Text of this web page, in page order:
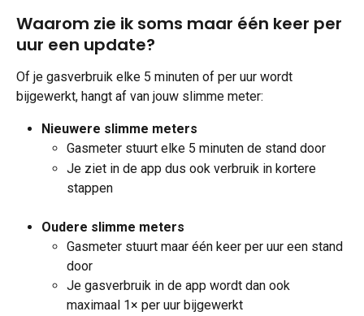
Waarom zie ik soms maar één keer per
uur een update?
Of je gasverbruik elke 5 minuten of per uur wordt
bijgewerkt, hangt af van jouw slimme meter:
Nieuwere slimme meters
Gasmeter stuurt elke 5 minuten de stand door
Je ziet in de app dus ook verbruik in kortere
stappen
Oudere slimme meters
Gasmeter stuurt maar één keer per uur een stand
door
Je gasverbruik in de app wordt dan ook
maximaal 1× per uur bijgewerkt